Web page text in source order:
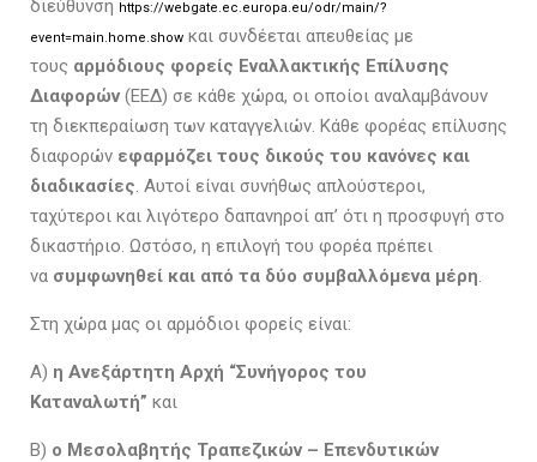
διεύθυνση https://webgate.ec.europa.eu/odr/main/?
event=main.home.show και συνδέεται απευθείας με
τους αρμόδιους φορείς Εναλλακτικής Επίλυσης
Διαφορών (ΕΕΔ) σε κάθε χώρα, οι οποίοι αναλαμβάνουν
τη διεκπεραίωση των καταγγελιών. Κάθε φορέας επίλυσης
διαφορών εφαρμόζει τους δικούς του κανόνες και
διαδικασίες . Αυτοί είναι συνήθως απλούστεροι,
ταχύτεροι και λιγότερο δαπανηροί απ’ ότι η προσφυγή στο
δικαστήριο. Ωστόσο, η επιλογή του φορέα πρέπει
να συμφωνηθεί και από τα δύο συμβαλλόμενα μέρη
Στη χώρα μας οι αρμόδιοι φορείς είναι:
Α) η Ανεξάρτητη Αρχή “Συνήγορος του
Καταναλωτή” και
Β) ο Μεσολαβητής Τραπεζικών – Επενδυτικών